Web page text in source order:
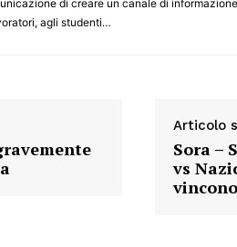
di creare un canale di
agli studenti…
Articolo
Sora –
vs